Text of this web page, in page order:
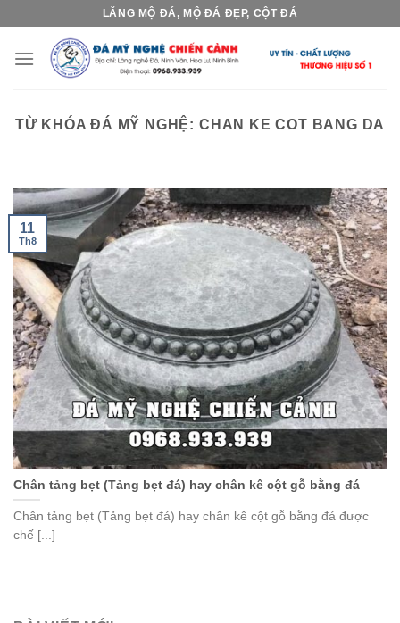
content
LĂNG MỘ ĐÁ, MỘ ĐÁ ĐẸP, CỘT ĐÁ
TỪ KHÓA ĐÁ MỸ NGHỆ: CHAN KE COT BANG DA
Chân tảng bẹt (Tảng bẹt đá) hay chân kê cột gỗ bằng đá
Chân tảng bẹt (Tảng bẹt đá) hay chân kê cột gỗ bằng đá được
chế [...]
11
Th8